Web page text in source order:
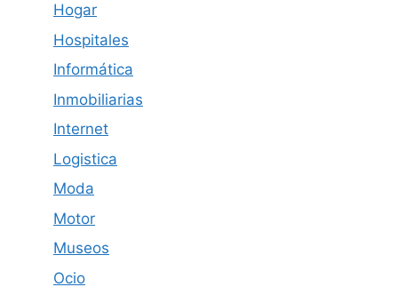
Hogar
Hospitales
Informática
Inmobiliarias
Internet
Logistica
Moda
Motor
Museos
Ocio